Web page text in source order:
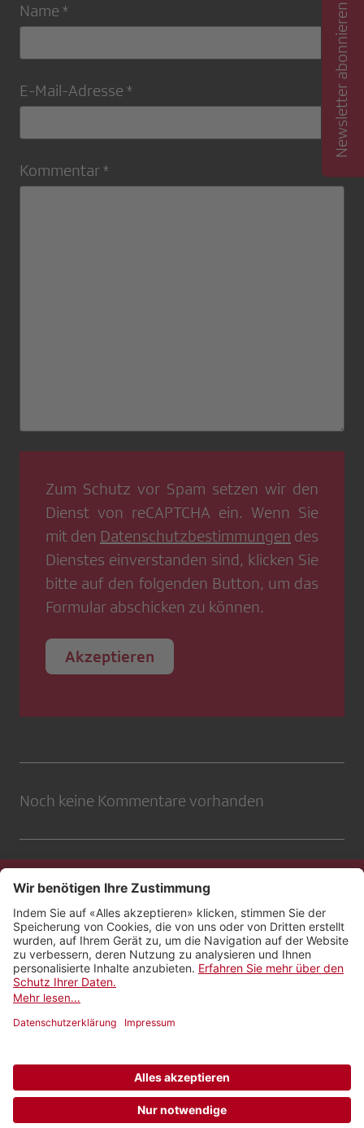
Name *
E-Mail-Adresse *
Kommentar *
Zum Schutz vor Spam setzen wir den
Dienst von reCAPTCHA ein. Wenn Sie
mit den Datenschutzbestimmungen des
Dienstes einverstanden sind, klicken Sie
bitte auf den folgenden Button, um das
Formular abschicken zu können.
Akzeptieren
Noch keine Kommentare vorhanden
Newsletter abonnieren
Kontakt
Impressum
Rechtliches
Netiquette
Newsletter abonnieren